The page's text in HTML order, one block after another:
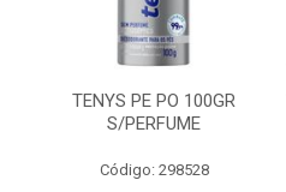
TENYS PE PO 100GR
S/PERFUME
Código: 298528